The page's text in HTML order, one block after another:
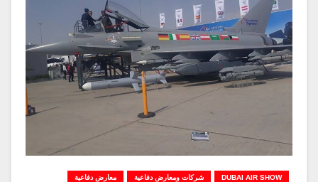
DUBAI AIR SHOW شركات ومعارض دفاعية معارض دفاعية